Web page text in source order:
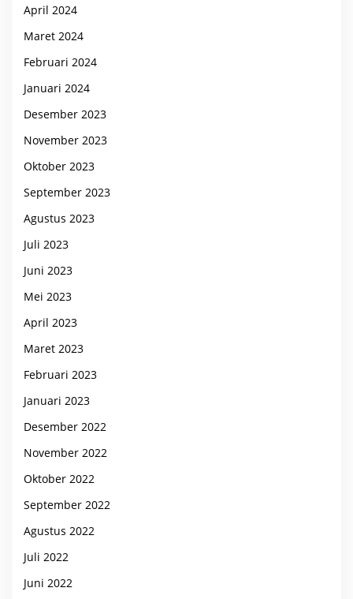
April 2024
Maret 2024
Februari 2024
Januari 2024
Desember 2023
November 2023
Oktober 2023
September 2023
Agustus 2023
Juli 2023
Juni 2023
Mei 2023
April 2023
Maret 2023
Februari 2023
Januari 2023
Desember 2022
November 2022
Oktober 2022
September 2022
Agustus 2022
Juli 2022
Juni 2022